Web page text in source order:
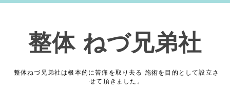
整体 ねづ兄弟社
整体ねづ兄弟社は根本的に苦痛を取り去る 施術を目的として設立さ
せて頂きました。